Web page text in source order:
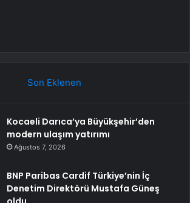
Son Eklenen
Kocaeli Darıca’ya Büyükşehir’den
modern ulaşım yatırımı
Ağustos 7, 2026
BNP Paribas Cardif Türkiye’nin İç
Denetim Direktörü Mustafa Güneş